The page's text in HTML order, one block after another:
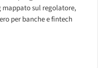
sul regolatore,
per banche e fintech